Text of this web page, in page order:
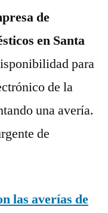
de
en Santa
para
de la
una avería.
de
las averías de